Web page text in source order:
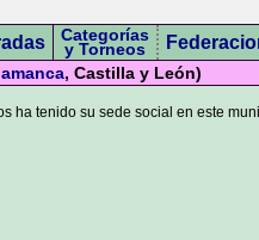
Categorías
y Torneos
, Castilla y León)
ha tenido su sede social en este